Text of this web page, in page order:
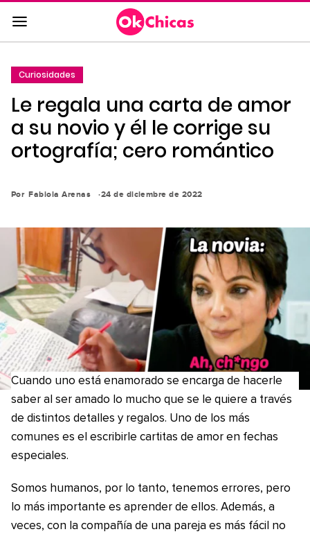
Saltar
al
contenido
la
navegación
principal
Curiosidades
Le regala una carta de amor
a su novio y él le corrige su
ortografía; cero romántico
Por Fabiola Arenas 24 de diciembre de 2022
Cuando uno está enamorado se encarga de hacerle
saber al ser amado lo mucho que se le quiere a través
de distintos detalles y regalos. Uno de los más
comunes es el escribirle cartitas de amor en fechas
especiales.
Somos humanos, por lo tanto, tenemos errores, pero
lo más importante es aprender de ellos. Además, a
veces, con la compañía de una pareja es más fácil no